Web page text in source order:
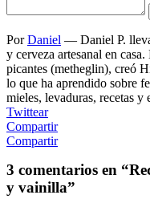
PorDaniel — Daniel P.
y cerveza artesanal en
picantes (metheglin), creó
lo que ha aprendido sobre
mieles, levaduras, recetas y
Twittear
Compartir
Compartir
3 comentarios en
y vainilla”